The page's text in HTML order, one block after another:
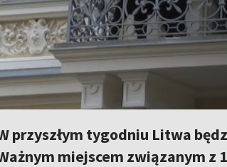
przyszłym tygodniu Litwa
miejscem związanym z